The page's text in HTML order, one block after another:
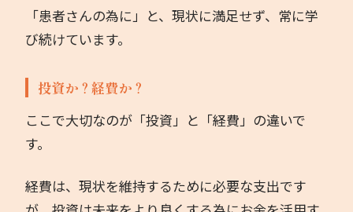
「患者さんの為に」と、現状に満足せず、常に学
び続けています。
投資か？経費か？
ここで大切なのが「投資」と「経費」の違いで
す。
経費は、現状を維持するために必要な支出です